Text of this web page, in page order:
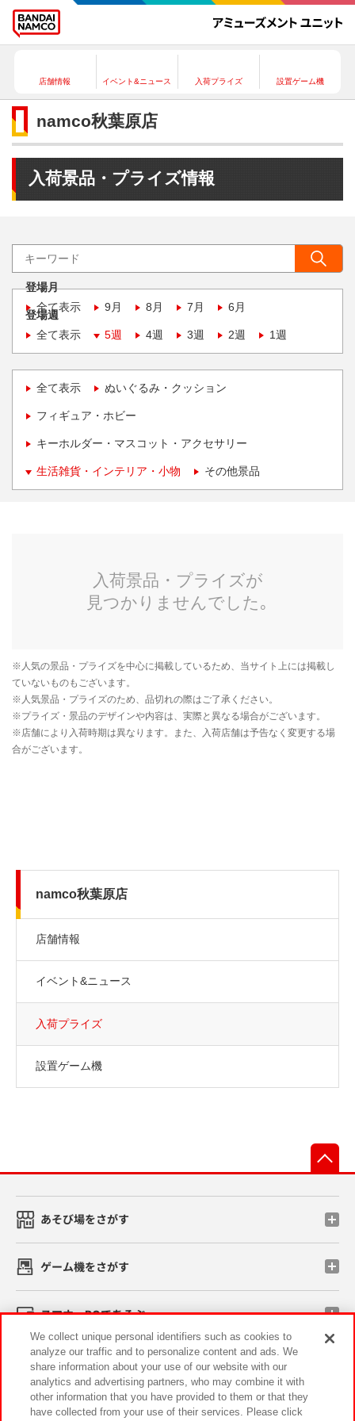
店舗情報 イベント&ニュース 入荷プライズ 設置ゲーム機
namco秋葉原店
入荷景品・プライズ情報
登場月
全て表示
9月 8月 7月 6月
登場週
全て表示
5週 4週 3週 2週 1週
全て表示 ぬいぐるみ・クッション
フィギュア・ホビー
キーホルダー・マスコット・アクセサリー
生活雑貨・インテリア・小物 その他景品
namco秋葉原店
店舗情報
イベント&ニュース
入荷プライズ
設置ゲーム機
あそび場をさがす
ゲーム機をさがす
スマホ・PCであそぶ
イベント・キャンペーン
We collect unique personal identifiers such as cookies to
analyze our traffic and to personalize content and ads. We
share information about your use of our website with our
analytics and advertising partners, who may combine it with
other information that you have provided to them or that they
have collected from your use of their services. Please click